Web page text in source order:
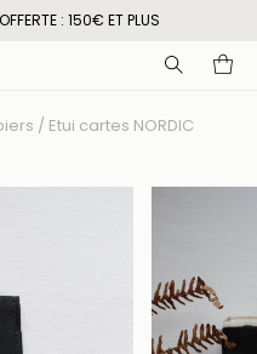
: 150€ ET PLUS
/ Etui cartes NORDIC